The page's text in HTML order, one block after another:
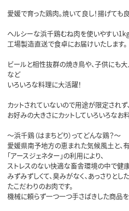
愛媛で育った鶏肉。焼いて良し！揚げても良
ヘルシーな浜千鶏むね肉を使いやすい
工場製造直送で食卓にお届けいたします。
ビールと相性抜群の焼き鳥や、子供にも
など
いろいろな料理に大活躍！
カットされていないので用途が限定されず、
お好みの大きさにカットしていろいろなお
～浜千鶏（はまちどり）ってどんな鶏？～
愛媛県南予地方の恵まれた気候風土と
「アースジェネター」の利用により、
ストレスのない快適な畜舎環境の中で健
みずみずしくて、臭みがなく、あっさりと
たこだわりのお肉です。
機械に頼らず一つ一つ手さばきした商品を